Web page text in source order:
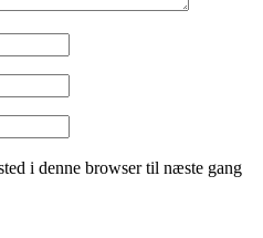
i denne browser til næste gang